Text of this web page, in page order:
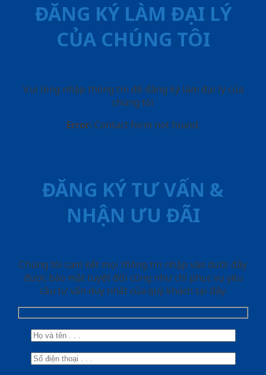
ĐĂNG KÝ LÀM ĐẠI LÝ
CỦA CHÚNG TÔI
Vui lòng nhập thông tin để đăng ký làm đại lý của
chúng tôi
Error: Contact form not found.
ĐĂNG KÝ TƯ VẤN &
NHẬN ƯU ĐÃI
Chúng tôi cam kết mọi thông tin nhập vào dưới đây
được bảo mật tuyệt đối cũng như chỉ phục vụ yêu
cầu tư vấn duy nhất của quý khách tại đây.